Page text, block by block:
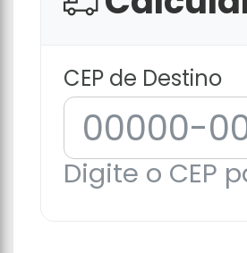
CEP de Destino
Digite o CEP